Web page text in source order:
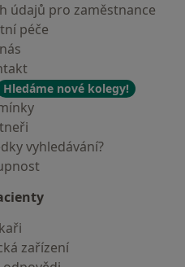
údajů pro zaměstnance
péče
Hledáme nové kolegy!
vyhledávání?
zařízení